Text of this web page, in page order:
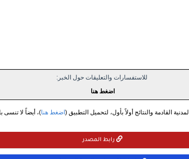
للاستفسارات والتعليقات حول الخبر:
اضغط هنا
القادمة والنتائج أولاً بأول، لتحميل التطبيق ( اضغط هنا)، أيضاً لا تنسى
رابط المصدر